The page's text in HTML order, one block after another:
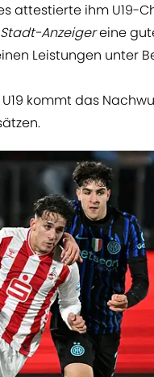
attestierte ihm U19-
Anzeigereine
Leistungen unter
kommt das